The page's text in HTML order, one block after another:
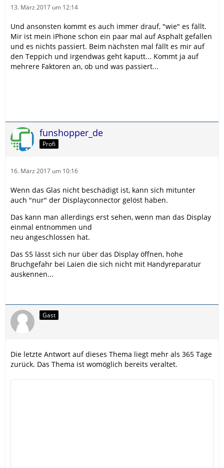
13. März 2017 um 12:14
Und ansonsten kommt es auch immer drauf, "wie" es fällt.
Mir ist mein iPhone schon ein paar mal auf Asphalt gefallen
und es nichts passiert. Beim nächsten mal fällt es mir auf
den Teppich und irgendwas geht kaputt... Kommt ja auf
mehrere Faktoren an, ob und was passiert...
funshopper_de
Profi
16. März 2017 um 10:16
Wenn das Glas nicht beschädigt ist, kann sich mitunter
auch "nur" der Displayconnector gelöst haben.
Das kann man allerdings erst sehen, wenn man das Display
einmal entnommen und
neu angeschlossen hat.
Das S5 lässt sich nur über das Display öffnen, hohe
Bruchgefahr bei Laien die sich nicht mit Handyreparatur
auskennen...
Gast
Die letzte Antwort auf dieses Thema liegt mehr als 365 Tage
zurück. Das Thema ist womöglich bereits veraltet.